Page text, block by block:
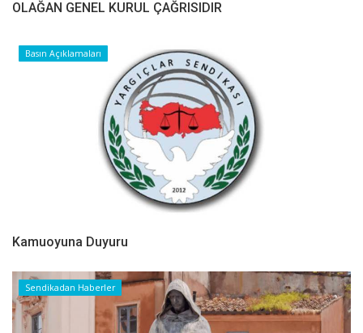
OLAĞAN GENEL KURUL ÇAĞRISIDIR
Basın Açıklamaları
Kamuoyuna Duyuru
Sendikadan Haberler